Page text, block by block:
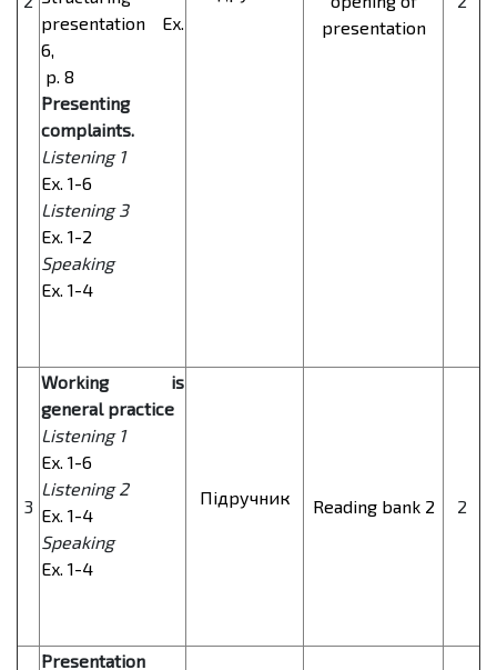
presentation Ex.
6,
p. 8
Presenting
complaints.
Listening 1
Ex. 1-6
Listening 3
Ex. 1-2
Speaking
Ex. 1-4
presentation
3
Working is
general practice
Listening 1
Ex. 1-6
Listening 2
Ex. 1-4
Speaking
Ex. 1-4
Підручник Reading bank 2 2
Presentation